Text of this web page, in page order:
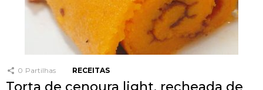
0 Partilhas RECEITAS
Torta de cenoura light, recheada de